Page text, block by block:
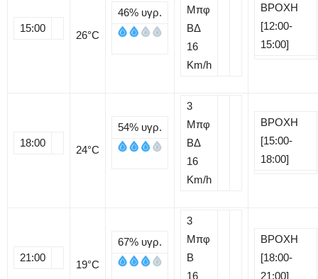
15:00
26°C
46% υγρ.
Μπφ
ΒΔ
16
Km/h
ΒΡΟΧΗ
[12:00-
15:00]
18:00
24°C
54% υγρ.
3
Μπφ
ΒΔ
16
Km/h
ΒΡΟΧΗ
[15:00-
18:00]
21:00
19°C
67% υγρ.
3
Μπφ
B
16
ΒΡΟΧΗ
[18:00-
21:00]